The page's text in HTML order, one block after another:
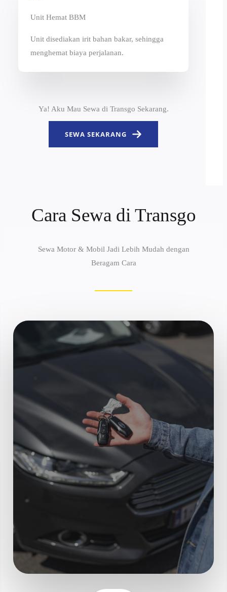
Unit Hemat BBM
Unit disediakan irit bahan bakar, sehingga
menghemat biaya perjalanan.
Ya! Aku Mau Sewa di Transgo Sekarang.
SEWA SEKARANG
Cara Sewa di Transgo
Sewa Motor & Mobil Jadi Lebih Mudah dengan
Beragam Cara